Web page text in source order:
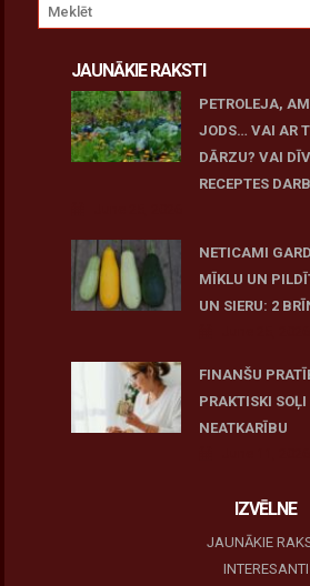
JAUNĀKIE RAKSTI
PETROLEJA,
JODS… VAI AR
DĀRZU? VAI
RECEPTES
NETICAMI
MĪKLU UN
UN SIERU: 2
FINANŠU
PRAKTISKI
NEATKARĪBU
IZVĒLNE
JAUNĀKIE
INTERESANTI